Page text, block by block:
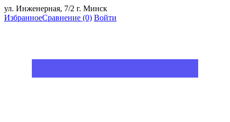
ул. Инженерная, 7/2 г. Минск
ИзбранноеСравнение (0) Войти